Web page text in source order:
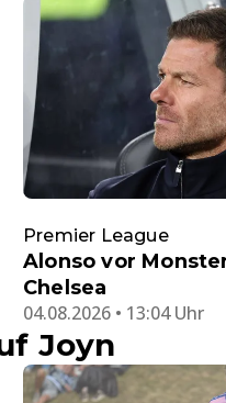
Premier League
Alonso vor
Chelsea
04.08.2026 • 13:04 Uhr
Joyn